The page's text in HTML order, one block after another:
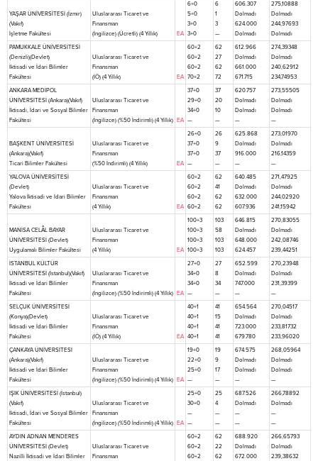
YAŞAR ÜNİVERSİTESİ (İzmir)
(Vakıf)
İşletme Fakültesi
Uluslararası Ticaret ve
Finansman
(İngilizce) (Ücretli) (4 Yıllık)
EA
6+0
5+0
3+0
3+0
6
1
3
—
606.307
Dolmadı
624.000
Dolmadı
275,10888
Dolmadı
244,97693
Dolmadı
PAMUKKALE ÜNİVERSİTESİ
(Denizli)(Devlet)
İktisadi ve İdari Bilimler
Fakültesi
Uluslararası Ticaret ve
Finansman
(İÖ) (4 Yıllık)
EA
60+2
60+2
60+2
70+2
62
27
62
72
612.966
Dolmadı
661.000
671.715
274,39348
Dolmadı
240,62912
234,74953
ANKARA MEDİPOL
ÜNİVERSİTESİ (Ankara)(Vakıf)
İktisadi, İdari ve Sosyal Bilimler
Fakültesi
Uluslararası Ticaret ve
Finansman
(İngilizce) (%50 İndirimli) (4 Yıllık)
EA
37+0
29+0
34+0
—
37
20
10
—
620.757
Dolmadı
Dolmadı
—
273,55505
Dolmadı
Dolmadı
—
BAŞKENT ÜNİVERSİTESİ
(Ankara)(Vakıf)
Ticari Bilimler Fakültesi
Uluslararası Ticaret ve
Finansman
(%50 İndirimli) (4 Yıllık)
EA
26+0
37+0
37+0
—
26
9
37
—
625.868
Dolmadı
916.000
—
273,01970
Dolmadı
216,14359
—
YALOVA ÜNİVERSİTESİ
(Devlet)
Yalova İktisadi ve İdari Bilimler
Fakültesi
Uluslararası Ticaret ve
Finansman
(4 Yıllık)
EA
60+2
60+2
60+2
60+2
62
41
62
62
640.485
Dolmadı
632.000
607.936
271,47925
Dolmadı
244,02920
241,15942
MANİSA CELÂL BAYAR
ÜNİVERSİTESİ (Devlet)
Uygulamalı Bilimler Fakültesi
Uluslararası Ticaret ve
Finansman
(4 Yıllık)
EA
100+3
100+3
100+3
100+3
103
58
103
103
646.815
Dolmadı
648.000
624.457
270,83055
Dolmadı
242,08746
239,44251
İSTANBUL KÜLTÜR
ÜNİVERSİTESİ (İstanbul)(Vakıf)
İktisadi ve İdari Bilimler
Fakültesi
Uluslararası Ticaret ve
Finansman
(İngilizce) (%50 İndirimli) (4 Yıllık)
EA
27+0
34+0
34+0
—
27
8
34
—
652.599
Dolmadı
747.000
—
270,23948
Dolmadı
231,39399
—
SELÇUK ÜNİVERSİTESİ
(Konya)(Devlet)
İktisadi ve İdari Bilimler
Fakültesi
Uluslararası Ticaret ve
Finansman
(İÖ) (4 Yıllık)
EA
40+1
40+1
40+1
40+1
41
15
41
41
654.564
Dolmadı
723.000
679.780
270,04517
Dolmadı
233,81732
233,96020
ÇANKAYA ÜNİVERSİTESİ
(Ankara)(Vakıf)
İktisadi ve İdari Bilimler
Fakültesi
Uluslararası Ticaret ve
Finansman
(İngilizce) (%50 İndirimli) (4 Yıllık)
EA
19+0
22+0
25+0
—
19
9
17
—
674.575
Dolmadı
Dolmadı
—
268,05964
Dolmadı
Dolmadı
—
IŞIK ÜNİVERSİTESİ (İstanbul)
(Vakıf)
İktisadi, İdari ve Sosyal Bilimler
Fakültesi
Uluslararası Ticaret ve
Finansman
(İngilizce) (%50 İndirimli) (4 Yıllık)
EA
25+0
30+0
—
—
25
4
—
—
687.526
Dolmadı
—
—
266,78892
Dolmadı
—
—
AYDIN ADNAN MENDERES
ÜNİVERSİTESİ (Devlet)
Nazilli İktisadi ve İdari Bilimler
Uluslararası Ticaret ve
Finansman
60+2
60+2
60+2
62
22
62
688.920
Dolmadı
672.000
266,65793
Dolmadı
239,38632